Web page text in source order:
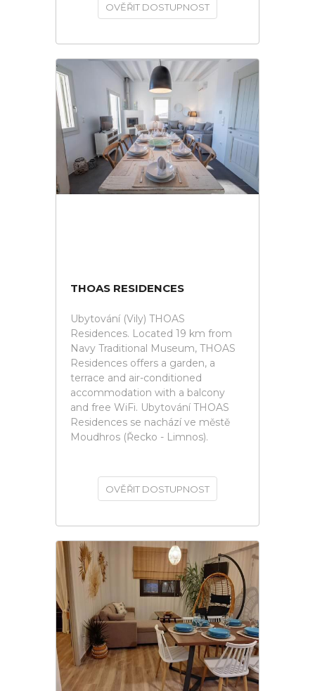
OVĚŘIT DOSTUPNOST
THOAS RESIDENCES
Ubytování (Vily) THOAS
Residences. Located 19 km from
Navy Traditional Museum, THOAS
Residences offers a garden, a
terrace and air-conditioned
accommodation with a balcony
and free WiFi. Ubytování THOAS
Residences se nachází ve městě
Moudhros (Řecko - Limnos).
OVĚŘIT DOSTUPNOST